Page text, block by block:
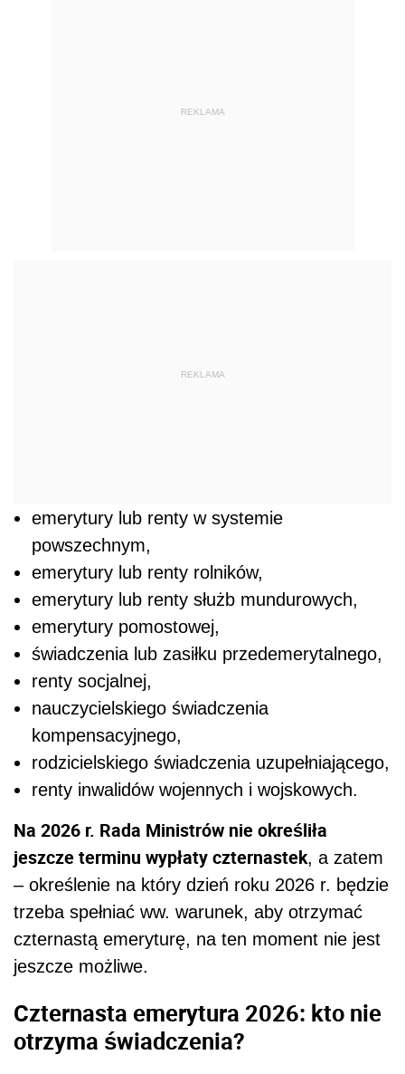
REKLAMA
REKLAMA
emerytury lub renty w systemie
powszechnym,
emerytury lub renty rolników,
emerytury lub renty służb mundurowych,
emerytury pomostowej,
świadczenia lub zasiłku przedemerytalnego,
renty socjalnej,
nauczycielskiego świadczenia
kompensacyjnego,
rodzicielskiego świadczenia uzupełniającego,
renty inwalidów wojennych i wojskowych.
Na 2026 r. Rada Ministrów nie określiła
jeszcze terminu wypłaty czternastek, a zatem
– określenie na który dzień roku 2026 r. będzie
trzeba spełniać ww. warunek, aby otrzymać
czternastą emeryturę, na ten moment nie jest
jeszcze możliwe.
Czternasta emerytura 2026: kto nie
otrzyma świadczenia?